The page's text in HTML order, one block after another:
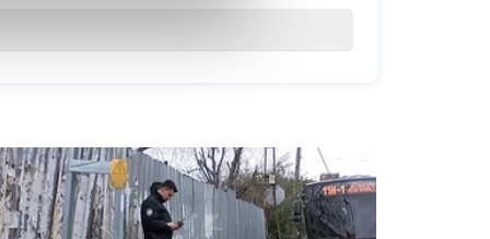
hizmetlerinin sunulması
ve sizlere yönelik
detaylı bilgi için Ayarlar
ve sitemizde ilgili